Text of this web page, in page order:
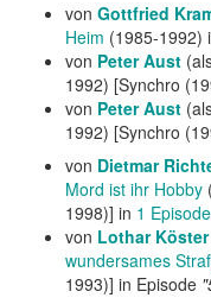
von Gottfried
Heim (1985-1992)
von Peter Aust
1992) [Synchro
von Peter Aust
1992) [Synchro
von Dietmar
Mord ist ihr Hobby
1998)] in 1 Episode
von Lothar Köster
wundersames
1993)] in Episode